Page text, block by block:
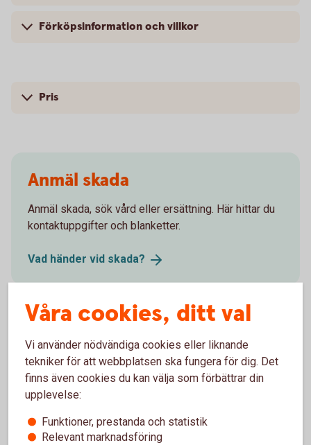
Förköpsinformation och villkor
Pris
Anmäl skada
Anmäl skada, sök vård eller ersättning. Här hittar du
kontaktuppgifter och blanketter.
Vad händer vid skada?
Försäkringsgivare
Folksam ömsesidig sakförsäkring
Våra cookies, ditt val
Vi använder nödvändiga cookies eller liknande
tekniker för att webbplatsen ska fungera för dig. Det
finns även cookies du kan välja som förbättrar din
upplevelse:
Funktioner, prestanda och statistik
Relevant marknadsföring